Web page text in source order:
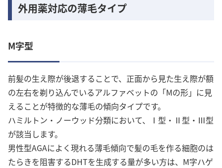
外用薬対応の薄毛タイプ
M字型
前髪の生え際が後退することで、正面から見た生え際が額
の左右を剃り込んでいるアルファベットの「Mの形」に見
えることが特徴的な薄毛の傾向タイプです。
ハミルトン・ノーウッド分類において、Ⅰ型・Ⅱ型・Ⅲ型
が該当します。
男性型AGAによく現れる薄毛傾向で髪の毛を作る細胞のは
たらきを阻害するDHTを生成する量が多い方は、M字ハゲ